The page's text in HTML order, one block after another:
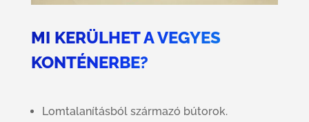
MI KERÜLHET A VEGYES
KONTÉNERBE?
Lomtalanításból származó bútorok.